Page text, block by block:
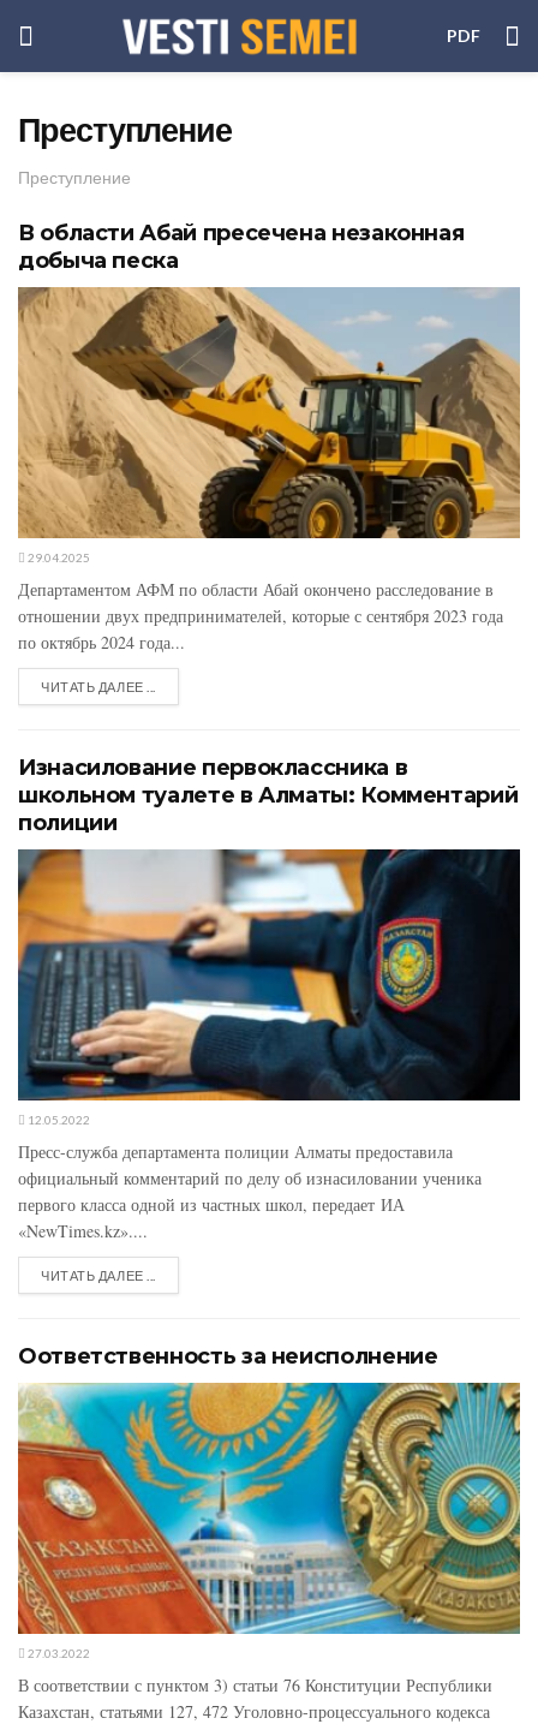
PDF
Преступление
Преступление
В области Абай пресечена незаконная
добыча песка
29.04.2025
Департаментом АФМ по области Абай окончено расследование в
отношении двух предпринимателей, которые с сентября 2023 года
по октябрь 2024 года...
ЧИТАТЬ ДАЛЕЕ ...
Изнасилование первоклассника в
школьном туалете в Алматы: Комментарий
полиции
12.05.2022
Пресс-служба департамента полиции Алматы предоставила
официальный комментарий по делу об изнасиловании ученика
первого класса одной из частных школ, передает ИА
«NewTimes.kz»....
ЧИТАТЬ ДАЛЕЕ ...
Оответственность за неисполнение
27.03.2022
В соответствии с пунктом 3) статьи 76 Конституции Республики
Казахстан, статьями 127, 472 Уголовно-процессуального кодекса